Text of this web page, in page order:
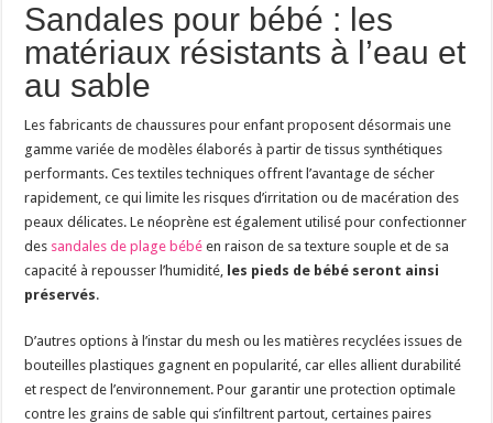
Sandales pour bébé : les
matériaux résistants à l’eau et
au sable
Les fabricants de chaussures pour enfant proposent désormais une
gamme variée de modèles élaborés à partir de tissus synthétiques
performants. Ces textiles techniques offrent l’avantage de sécher
rapidement, ce qui limite les risques d’irritation ou de macération des
peaux délicates. Le néoprène est également utilisé pour confectionner
des sandales de plage bébé en raison de sa texture souple et de sa
capacité à repousser l’humidité, les pieds de bébé seront ainsi
préservés.
D’autres options à l’instar du mesh ou les matières recyclées issues de
bouteilles plastiques gagnent en popularité, car elles allient durabilité
et respect de l’environnement. Pour garantir une protection optimale
contre les grains de sable qui s’infiltrent partout, certaines paires